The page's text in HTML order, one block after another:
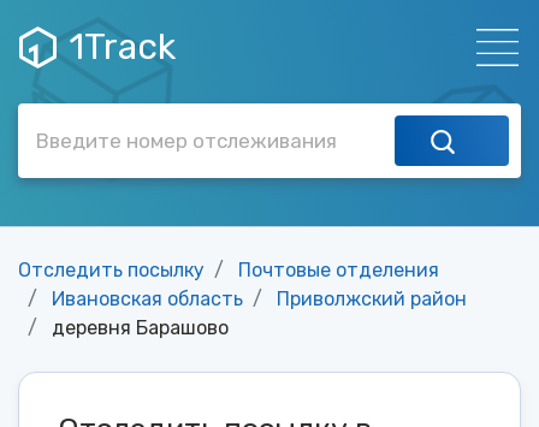
1Track
Отследить посылку
Почтовые отделения
Ивановская область
Приволжский район
деревня Барашово